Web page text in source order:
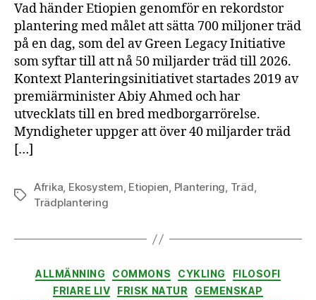
på
ett
dygn
Vad händer Etiopien genomför en rekordstor
plantering med målet att sätta 700 miljoner träd
på en dag, som del av Green Legacy Initiative
som syftar till att nå 50 miljarder träd till 2026.
Kontext Planteringsinitiativet startades 2019 av
premiärminister Abiy Ahmed och har
utvecklats till en bred medborgarrörelse.
Myndigheter uppger att över 40 miljarder träd
[…]
Etiketter
Afrika, Ekosystem, Etiopien, Plantering, Träd,
Trädplantering
Kategorier
ALLMÄNNING COMMONS CYKLING
FILOSOFI
FRIARE LIV
FRISK NATUR
GEMENSKAP